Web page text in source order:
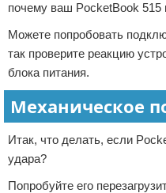
почему ваш PocketBook 515
Можете попробовать
так проверите реакцию
блока питания.
Механическое
Итак, что делать, если
удара?
Попробуйте его